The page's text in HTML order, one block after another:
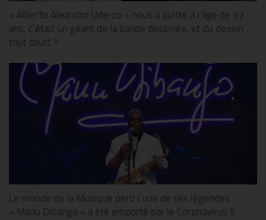
« Alberto Aleandro Uderzo » nous a quitté à l’âge de 92
ans, c’était un géant de la bande dessinée, et du dessin
tout court !!
Le monde de la Musique perd l’une de ses légendes :
« Manu Dibango » a été emporté par le Coronavirus !!